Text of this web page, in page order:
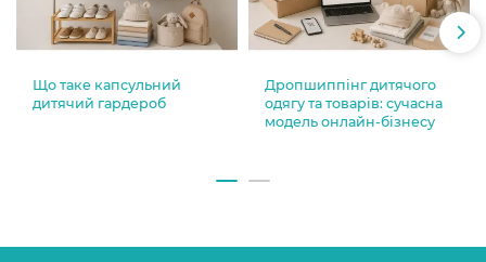
Що таке капсульний
дитячий гардероб
Дропшиппінг дитячого
одягу та товарів: сучасна
модель онлайн-бізнесу